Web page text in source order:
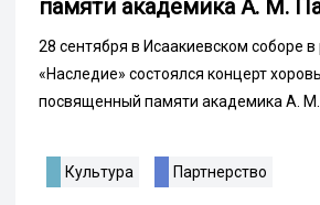
памяти академика А. М.
28 сентября в Исаакиевском соборе
«Наследие» состоялся концерт
посвященный памяти академика А. М.
Культура Партнерство